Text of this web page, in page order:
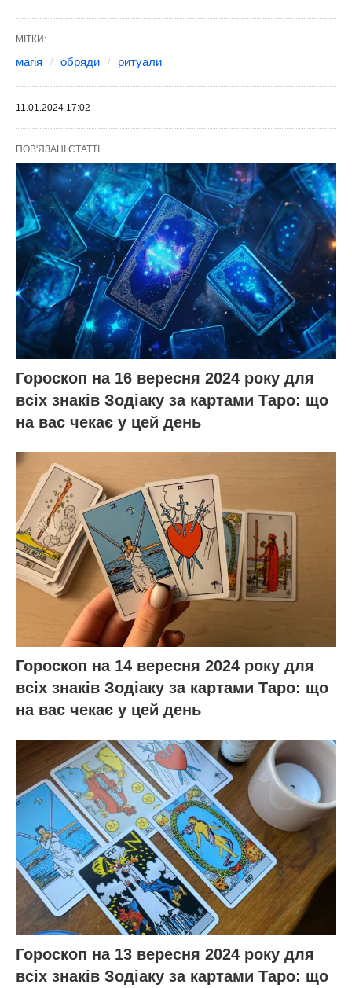
МІТКИ:
магія обряди ритуали
11.01.2024 17:02
ПОВ'ЯЗАНІ СТАТТІ
Гороскоп на 16 вересня 2024 року для
всіх знаків Зодіаку за картами Таро: що
на вас чекає у цей день
Гороскоп на 14 вересня 2024 року для
всіх знаків Зодіаку за картами Таро: що
на вас чекає у цей день
Гороскоп на 13 вересня 2024 року для
всіх знаків Зодіаку за картами Таро: що